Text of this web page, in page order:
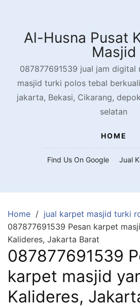
contentAl-Husna Pusat
Masjid
087877691539 jual jam digital
masjid turki polos tebal
jakarta, Bekasi, Cikarang,
selatan
HOME
Find Us On Google Jual
Home
jual karpet masjid turki
087877691539 Pesan karpet
Kalideres, Jakarta Barat
087877691539
karpet masjid
Kalideres,